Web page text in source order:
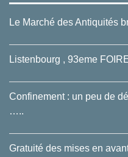
Le Marché des Antiquités
Listenbourg , 93eme
Confinement : un peu de
…..
Gratuité des mises en